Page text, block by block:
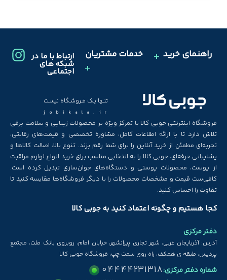
راهنمای خرید خدمات مشتریان ارتباط با ما در
شبکه های
اجتماعی
تنـها یـک فـروشـگاه نیسـت
jobikala.ir
فروشگاه اینترنتی جوبی کالا با تمرکز ویژه بر محصولات زیبایی و سلامت برقی
تلاش دارد تا با ارائه اطلاعات کامل، مشاوره تخصصی و قیمت‌های رقابتی،
تجربه‌ای مطمئن از خرید آنلاین را برای شما رقم بزند. تنوع بالا، اصالت کالاها و
پشتیبانی حرفه‌ای، جوبی کالا را به انتخابی مناسب برای خرید انواع لوازم مراقبت
از پوست، محصولات پوستی و دستگاه‌های جوان‌سازی تبدیل کرده است.
کافی‌ست قیمت و مشخصات محصولات را با دیگر فروشگاه‌ها مقایسه کنید تا
تفاوت را احساس کنید.
کجا هستیم و چگونه اعتماد کنید به جوبی کالا
دفتر مرکزی
آدرس: آذربایجان غربی، شهر تجاری پیرانشهر، خیابان امام، روبروی بانک ملت، مجتمع
پردیس، طبقه ی همکف، راه روی سمت چپ، فروشگاه جوبی کالا
شماره دفتر مرکزی:04444231318